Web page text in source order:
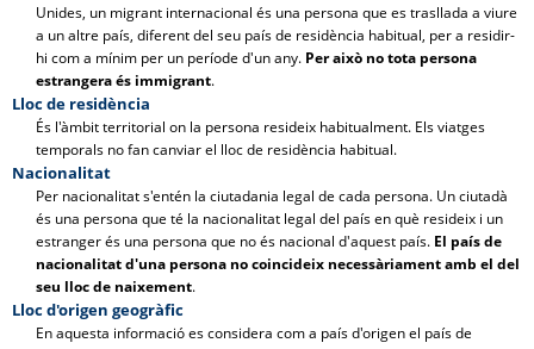
Unides, un migrant internacional és una persona que es trasllada a viure
a un altre país, diferent del seu país de residència habitual, per a residir-
hi com a mínim per un període d'un any. Per això no tota persona
estrangera és immigrant.
Lloc de residència
És l'àmbit territorial on la persona resideix habitualment. Els viatges
temporals no fan canviar el lloc de residència habitual.
Nacionalitat
Per nacionalitat s'entén la ciutadania legal de cada persona. Un ciutadà
és una persona que té la nacionalitat legal del país en què resideix i un
estranger és una persona que no és nacional d'aquest país. El país de
nacionalitat d'una persona no coincideix necessàriament amb el del
seu lloc de naixement.
Lloc d'origen geogràfic
En aquesta informació es considera com a país d'origen el país de